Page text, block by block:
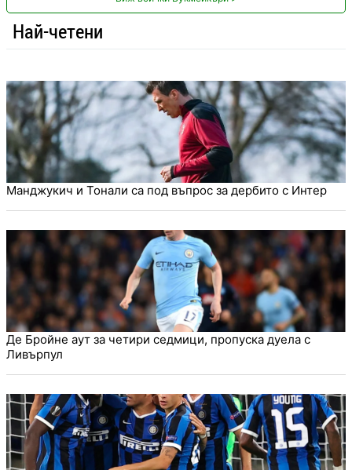
Най-четени
Манджукич и Тонали са под въпрос за дербито с Интер
Де Бройне аут за четири седмици, пропуска дуела с
Ливърпул